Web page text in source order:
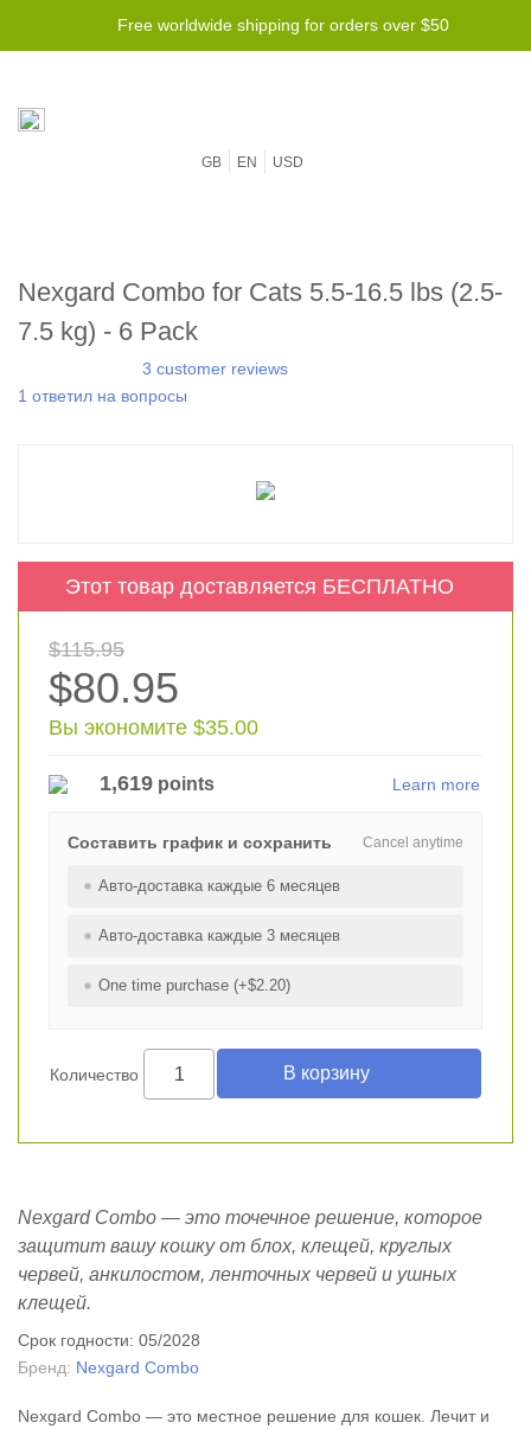
Free worldwide shipping for orders over $50
GB EN USD
Nexgard Combo for Cats 5.5-16.5 lbs (2.5-
7.5 kg) - 6 Pack
3 customer reviews
1 ответил на вопросы
Этот товар доставляется БЕСПЛАТНО
$115.95
$80.95
Вы экономите $35.00
1,619 points Learn more
Cancel anytime
Составить график и сохранить
Авто-доставка каждые 6 месяцев
Авто-доставка каждые 3 месяцев
One time purchase (+$2.20)
Количество
Nexgard Combo — это точечное решение, которое
защитит вашу кошку от блох, клещей, круглых
червей, анкилостом, ленточных червей и ушных
клещей.
Срок годности: 05/2028
Бренд: Nexgard Combo
Nexgard Combo — это местное решение для кошек. Лечит и